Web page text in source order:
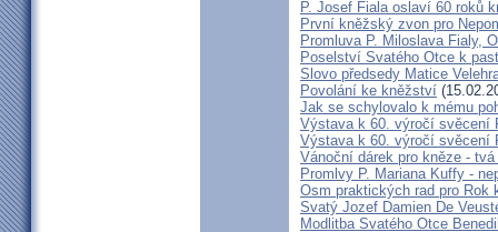
P. Josef Fiala oslaví 60 roků
První kněžský zvon pro
Promluva P. Miloslava Fialy,
Poselství Svatého Otce k
Slovo předsedy Matice
Povolání ke kněžství
Jak se schylovalo k mému
Výstava k 60. výročí svěcení
Výstava k 60. výročí svěcení
Vánoční dárek pro kněze - tvá
Promlvy P. Mariana Kuffy -
Osm praktických rad pro Rok
Svatý Jozef Damien De
Modlitba Svatého Otce